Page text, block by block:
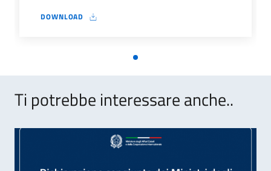
DOWNLOAD
REFERENDUM-2025-MODELLO-OPZIONE-TEMP-ESTERO
Ti potrebbe interessare anche..